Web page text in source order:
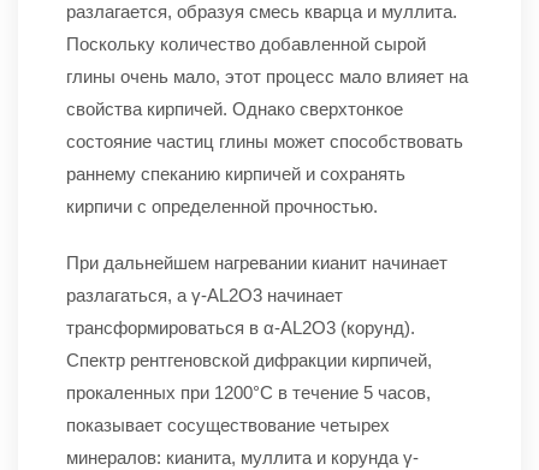
разлагается, образуя смесь кварца и муллита.
Поскольку количество добавленной сырой
глины очень мало, этот процесс мало влияет на
свойства кирпичей. Однако сверхтонкое
состояние частиц глины может способствовать
раннему спеканию кирпичей и сохранять
кирпичи с определенной прочностью.
При дальнейшем нагревании кианит начинает
разлагаться, а γ-AL2O3 начинает
трансформироваться в α-AL2O3 (корунд).
Спектр рентгеновской дифракции кирпичей,
прокаленных при 1200°C в течение 5 часов,
показывает сосуществование четырех
минералов: кианита, муллита и корунда γ-